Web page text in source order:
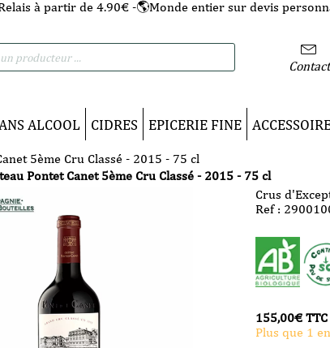
à partir de 4.90€ -🌎Monde entier sur devis
Contact
ALCOOL CIDRES EPICERIE FINE
5ème Cru Classé - 2015 - 75 cl
Pontet Canet 5ème Cru Classé - 2015 - 75 cl
Crus
Ref :
155,00€ TTC
Plus que 1